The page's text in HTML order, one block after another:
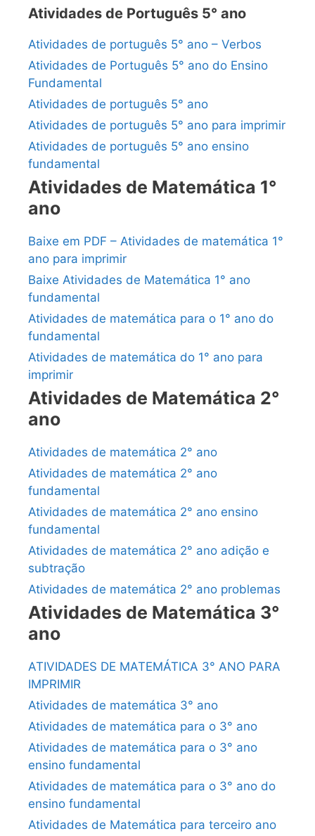
Atividades de Português 5° ano
Atividades de português 5° ano – Verbos
Atividades de Português 5° ano do Ensino
Fundamental
Atividades de português 5° ano
Atividades de português 5° ano para imprimir
Atividades de português 5° ano ensino
fundamental
Atividades de Matemática 1°
ano
Baixe em PDF – Atividades de matemática 1°
ano para imprimir
Baixe Atividades de Matemática 1° ano
fundamental
Atividades de matemática para o 1° ano do
fundamental
Atividades de matemática do 1° ano para
imprimir
Atividades de Matemática 2°
ano
Atividades de matemática 2° ano
Atividades de matemática 2° ano
fundamental
Atividades de matemática 2° ano ensino
fundamental
Atividades de matemática 2° ano adição e
subtração
Atividades de matemática 2° ano problemas
Atividades de Matemática 3°
ano
ATIVIDADES DE MATEMÁTICA 3° ANO PARA
IMPRIMIR
Atividades de matemática 3° ano
Atividades de matemática para o 3° ano
Atividades de matemática para o 3° ano
ensino fundamental
Atividades de matemática para o 3° ano do
ensino fundamental
Atividades de Matemática para terceiro ano